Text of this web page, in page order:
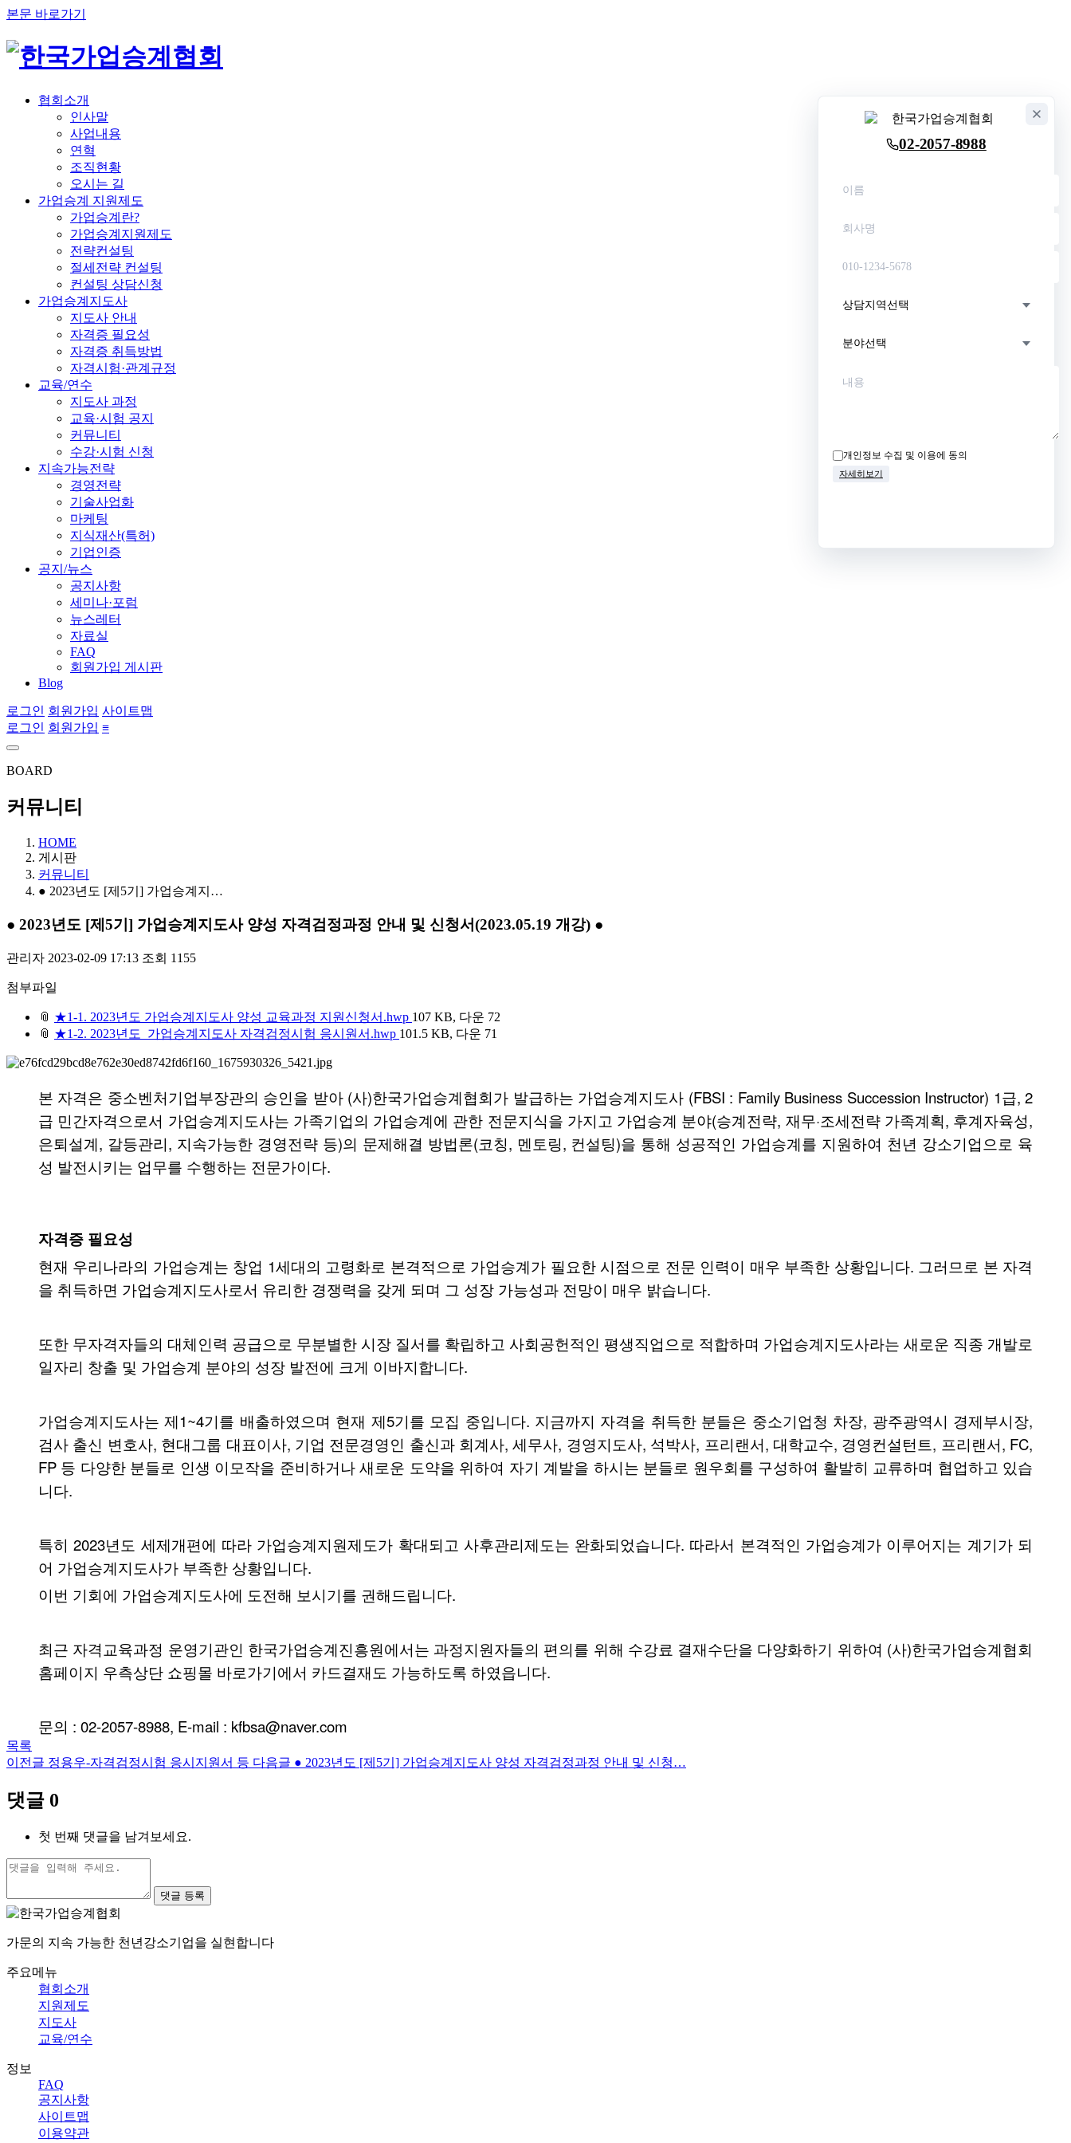
본문 바로가기
협회소개
인사말
사업내용
연혁
조직현황
오시는 길
가업승계 지원제도
가업승계란?
가업승계지원제도
전략컨설팅
절세전략 컨설팅
컨설팅 상담신청
가업승계지도사
지도사 안내
자격증 필요성
자격증 취득방법
자격시험·관계규정
교육/연수
지도사 과정
교육·시험 공지
커뮤니티
수강·시험 신청
지속가능전략
경영전략
기술사업화
마케팅
지식재산(특허)
기업인증
공지/뉴스
공지사항
세미나·포럼
뉴스레터
자료실
FAQ
회원가입 게시판
Blog
로그인 회원가입 사이트맵
로그인 회원가입 ≡
BOARD
커뮤니티
HOME
게시판
커뮤니티
● 2023년도 [제5기] 가업승계지…
● 2023년도 [제5기] 가업승계지도사 양성 자격검정과정 안내 및 신청서(2023.05.19 개강) ●
관리자 2023-02-09 17:13 조회 1155
첨부파일
📎 ★1-1. 2023년도 가업승계지도사 양성 교육과정 지원신청서.hwp 107 KB, 다운 72
📎 ★1-2. 2023년도_가업승계지도사 자격검정시험 응시원서.hwp 101.5 KB, 다운 71
본 자격은 중소벤처기업부장관의 승인을 받아 (사)한국가업승계협회가 발급하는 가업승계지도사 (FBSI : Family Business Succession Instructor) 1급, 2
급 민간자격으로서 가업승계지도사는 가족기업의 가업승계에 관한 전문지식을 가지고 가업승계 분야(승계전략, 재무·조세전략 가족계획, 후계자육성,
은퇴설계, 갈등관리, 지속가능한 경영전략 등)의 문제해결 방법론(코칭, 멘토링, 컨설팅)을 통해 성공적인 가업승계를 지원하여 천년 강소기업으로 육
성 발전시키는 업무를 수행하는 전문가이다.
자격증 필요성
현재 우리나라의 가업승계는 창업 1세대의 고령화로 본격적으로 가업승계가 필요한 시점으로 전문 인력이 매우 부족한 상황입니다. 그러므로 본 자격
을 취득하면 가업승계지도사로서 유리한 경쟁력을 갖게 되며 그 성장 가능성과 전망이 매우 밝습니다.
또한 무자격자들의 대체인력 공급으로 무분별한 시장 질서를 확립하고 사회공헌적인 평생직업으로 적합하며 가업승계지도사라는 새로운 직종 개발로
일자리 창출 및 가업승계 분야의 성장 발전에 크게 이바지합니다.
가업승계지도사는 제1~4기를 배출하였으며 현재 제5기를 모집 중입니다. 지금까지 자격을 취득한 분들은 중소기업청 차장, 광주광역시 경제부시장,
검사 출신 변호사, 현대그룹 대표이사, 기업 전문경영인 출신과 회계사, 세무사, 경영지도사, 석박사, 프리랜서, 대학교수, 경영컨설턴트, 프리랜서, FC,
FP 등 다양한 분들로 인생 이모작을 준비하거나 새로운 도약을 위하여 자기 계발을 하시는 분들로 원우회를 구성하여 활발히 교류하며 협업하고 있습
니다.
특히 2023년도 세제개편에 따라 가업승계지원제도가 확대되고 사후관리제도는 완화되었습니다. 따라서 본격적인 가업승계가 이루어지는 계기가 되
어 가업승계지도사가 부족한 상황입니다.
이번 기회에 가업승계지도사에 도전해 보시기를 권해드립니다.
최근 자격교육과정 운영기관인 한국가업승계진흥원에서는 과정지원자들의 편의를 위해 수강료 결재수단을 다양화하기 위하여 (사)한국가업승계협회
홈페이지 우측상단 쇼핑몰 바로가기에서 카드결재도 가능하도록 하였읍니다.
문의 : 02-2057-8988, E-mail : kfbsa@naver.com
목록
이전글 정용우-자격검정시험 응시지원서 등 다음글 ● 2023년도 [제5기] 가업승계지도사 양성 자격검정과정 안내 및 신청…
댓글 0
첫 번째 댓글을 남겨보세요.
댓글 등록
가문의 지속 가능한 천년강소기업을 실현합니다
주요메뉴
협회소개
지원제도
지도사
교육/연수
정보
FAQ
공지사항
사이트맵
이용약관
02-2057-8988
개인정보 수집 및 이용에 동의
자세히보기